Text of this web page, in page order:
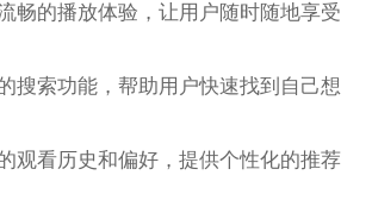
畅的播放体验，让用户随时随地享受
搜索功能，帮助用户快速找到自己想
观看历史和偏好，提供个性化的推荐